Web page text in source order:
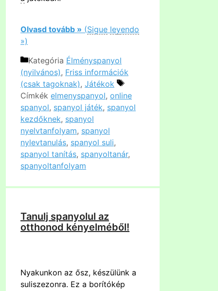
Olvasd tovább » (Sigue leyendo
»)
Kategória Élményspanyol
(nyilvános), Friss információk
(csak tagoknak), Játékok
Címkék elmenyspanyol, online
spanyol, spanyol játék, spanyol
kezdőknek, spanyol
nyelvtanfolyam, spanyol
nylevtanulás, spanyol suli,
spanyol tanítás, spanyoltanár,
spanyoltanfolyam
Tanulj spanyolul az
otthonod kényelméből!
Nyakunkon az ősz, készülünk a
suliszezonra. Ez a borítókép